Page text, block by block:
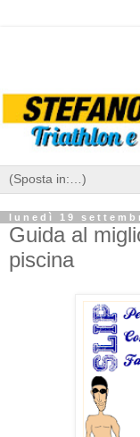
lunedì 19
Guida al
piscina